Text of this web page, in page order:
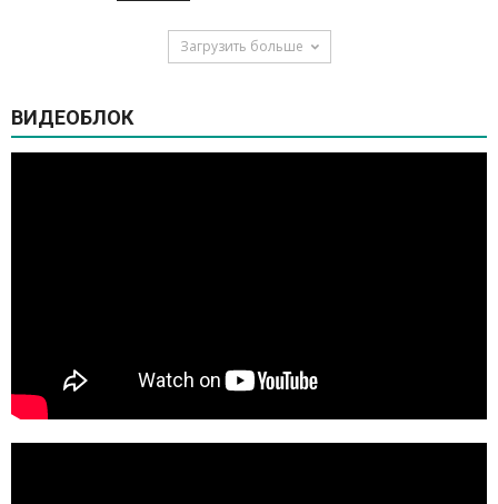
Загрузить больше
ВИДЕОБЛОК